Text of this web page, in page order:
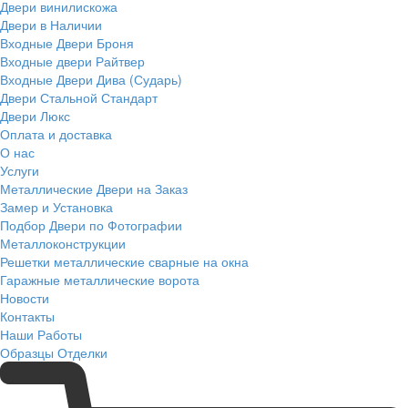
Двери винилискожа
Двери в Наличии
Входные Двери Броня
Входные двери Райтвер
Входные Двери Дива (Сударь)
Двери Стальной Стандарт
Двери Люкс
Оплата и доставка
О нас
Услуги
Металлические Двери на Заказ
Замер и Установка
Подбор Двери по Фотографии
Металлоконструкции
Решетки металлические сварные на окна
Гаражные металлические ворота
Новости
Контакты
Наши Работы
Образцы Отделки